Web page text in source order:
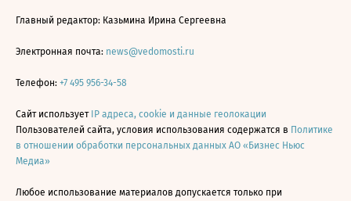
Главный редактор: Казьмина Ирина Сергеевна
Электронная почта: news@vedomosti.ru
Телефон: +7 495 956-34-58
Сайт использует IP адреса, cookie и данные геолокации
Пользователей сайта, условия использования содержатся в Политике
в отношении обработки персональных данных АО «Бизнес Ньюс
Медиа»
Любое использование материалов допускается только при